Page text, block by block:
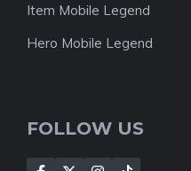
Item Mobile Legend
Hero Mobile Legend
FOLLOW US